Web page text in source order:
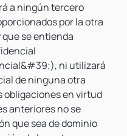
a ningún tercero
por la otra
se entienda
ni utilizará
de ninguna otra
obligaciones en virtud
anteriores no se
que sea de dominio